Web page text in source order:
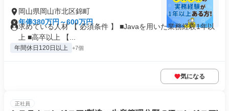
岡山県岡山市北区錦町
年俸380万円～600万円
求めている人材 【 必須条件 】 ■Javaを用いた業務経験1年以
上 ■高卒以上 【...
年間休日120日以上 +7個
気になる
正社員